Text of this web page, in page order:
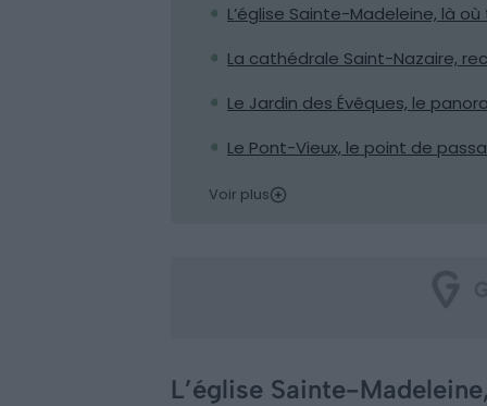
L’église Sainte-Madeleine, là
La cathédrale Saint-Nazaire,
Le Jardin des Évêques, le
Le Pont-Vieux, le point de
Voir plus
L’église Sainte-